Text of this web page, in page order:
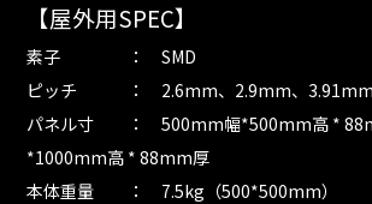
【屋外用SPEC】
素子 ： SMD
ピッチ ： 2.6mm、2.9mm、3.91mm
パネル寸 ： 500mm幅*500mm高 *
*1000mm高 * 88mm厚
本体重量 ： 7.5kg（500*500mm）